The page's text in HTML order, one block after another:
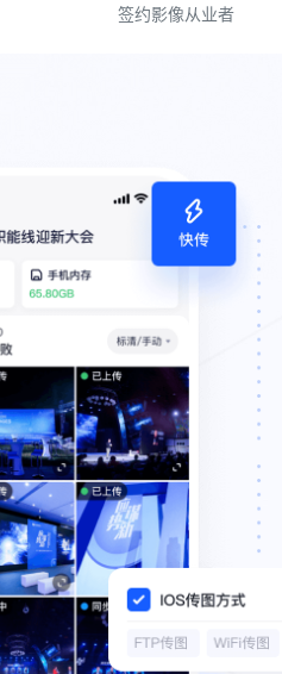
签约影像从业者